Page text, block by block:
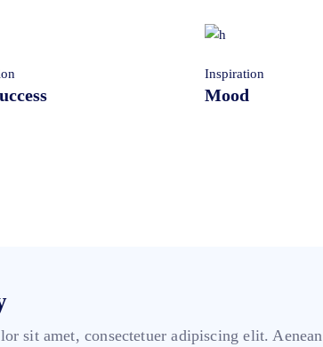
Inspiration
Mood
sit amet, consectetuer adipiscing elit. Aenean